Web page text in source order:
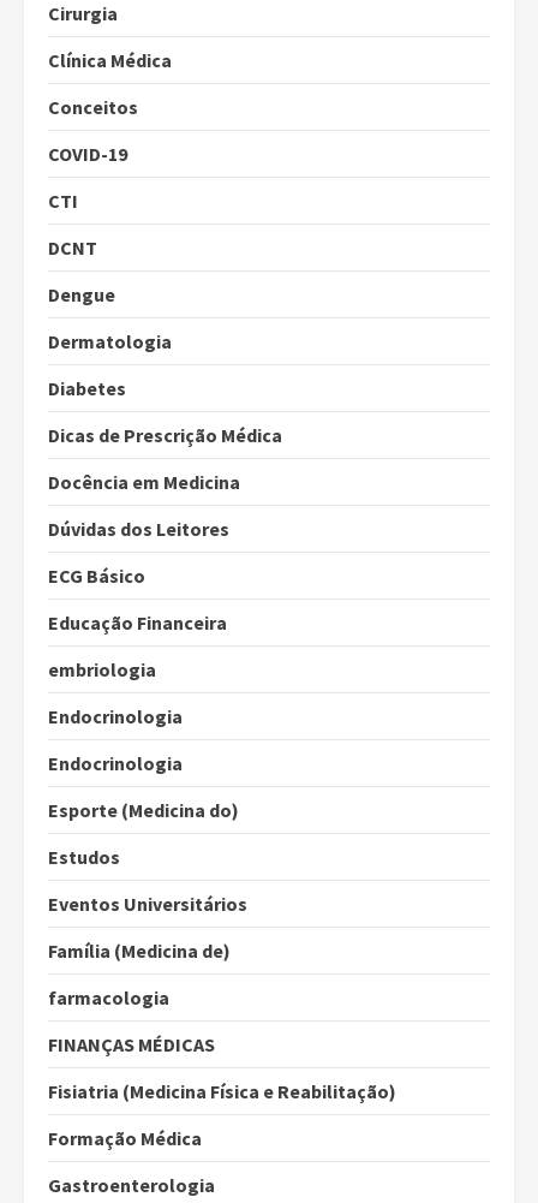
Cirurgia
Clínica Médica
Conceitos
COVID-19
CTI
DCNT
Dengue
Dermatologia
Diabetes
Dicas de Prescrição Médica
Docência em Medicina
Dúvidas dos Leitores
ECG Básico
Educação Financeira
embriologia
Endocrinologia
Endocrinologia
Esporte (Medicina do)
Estudos
Eventos Universitários
Família (Medicina de)
farmacologia
FINANÇAS MÉDICAS
Fisiatria (Medicina Física e Reabilitação)
Formação Médica
Gastroenterologia